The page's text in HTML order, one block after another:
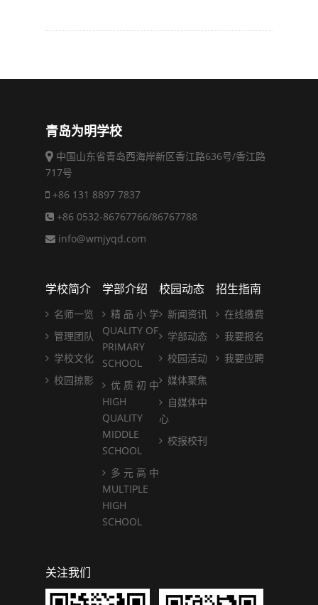
青岛为明学校
中国山东省青岛西海岸新区香江路636号/香江路
717号
+86 131 8897 7837
+86 0532-86767766/86767788
info@wmjyqd.com
学校简介
名师一览
管理团队
学校文化
校园掠影
学部介绍
精 品 小 学
QUALITY OF
PRIMARY
SCHOOL
优 质 初 中
HIGH
QUALITY
MIDDLE
SCHOOL
多 元 高 中
MULTIPLE
HIGH
SCHOOL
校园动态
新闻资讯
学部动态
校园活动
媒体聚焦
自媒体中
心
校报校刊
招生指南
在线缴费
我要报名
我要应聘
关注我们